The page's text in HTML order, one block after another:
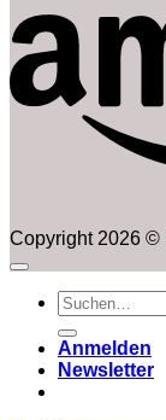
Copyright 2026 ©
Suchen
nach:
Anmelden
Newsletter